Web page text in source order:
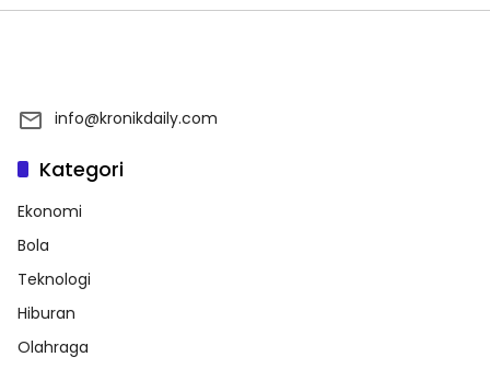
info@kronikdaily.com
Kategori
Ekonomi
Bola
Teknologi
Hiburan
Olahraga